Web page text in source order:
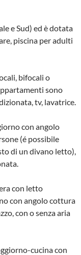
e Sud) ed è dotata
piscina per adulti
bifocali o
sono
tv, lavatrice.
con angolo
(é possibile
di un divano letto),
con letto
con angolo cottura
con o senza aria
cucina con